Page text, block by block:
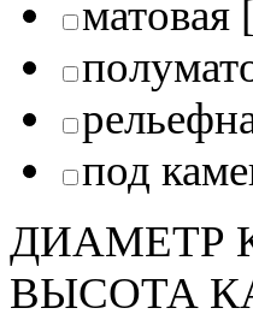
матовая
под
ДИАМЕТР
ВЫСОТА